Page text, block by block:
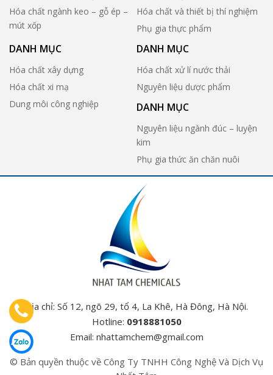
Hóa chất ngành keo – gỗ ép –
mút xốp
Hóa chất và thiết bị thí nghiệm
Phụ gia thực phẩm
DANH MỤC
Hóa chất xây dựng
Hóa chất xi mạ
Dung môi công nghiệp
DANH MỤC
Hóa chất xử lí nước thải
Nguyên liệu dược phẩm
DANH MỤC
Nguyên liệu ngành đúc – luyện
kim
Phụ gia thức ăn chăn nuôi
Địa chỉ: Số 12, ngõ 29, tổ 4, La Khê, Hà Đông, Hà Nội.
Hotline: 0918881050
Email: nhattamchem@gmail.com
© Bản quyền thuộc về Công Ty TNHH Công Nghệ Và Dịch Vụ